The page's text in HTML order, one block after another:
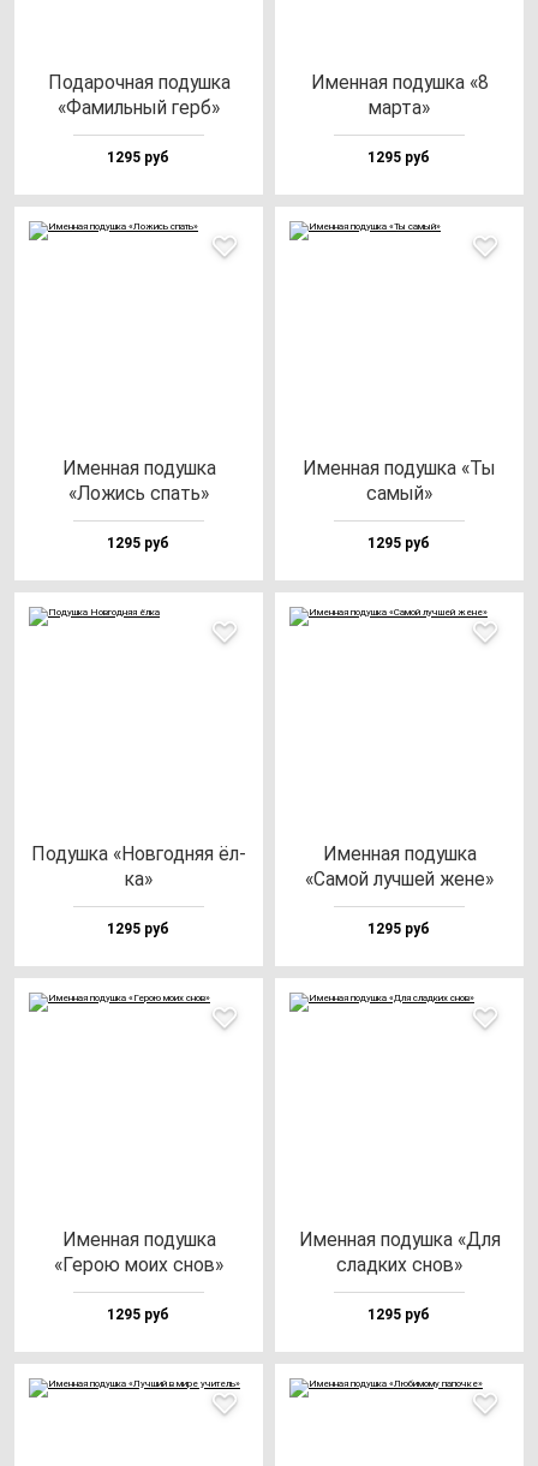
Пода­роч­ная по­душ­ка
«Фамиль­ный герб»
1295 руб
Имен­ная по­душ­ка «8
мар­та»
1295 руб
Имен­ная по­душ­ка
«Ложись спать»
1295 руб
Имен­ная по­душ­ка «Ты
са­мый»
1295 руб
Подуш­ка «Нов­год­няя ёл­
ка»
1295 руб
Имен­ная по­душ­ка
«Самой луч­шей же­не»
1295 руб
Имен­ная по­душ­ка
«Герою мо­их снов»
1295 руб
Имен­ная по­душ­ка «Для
слад­ких снов»
1295 руб